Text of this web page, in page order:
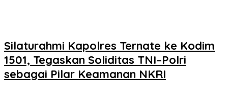
Silaturahmi Kapolres Ternate ke Kodim
1501, Tegaskan Soliditas TNI–Polri
sebagai Pilar Keamanan NKRI